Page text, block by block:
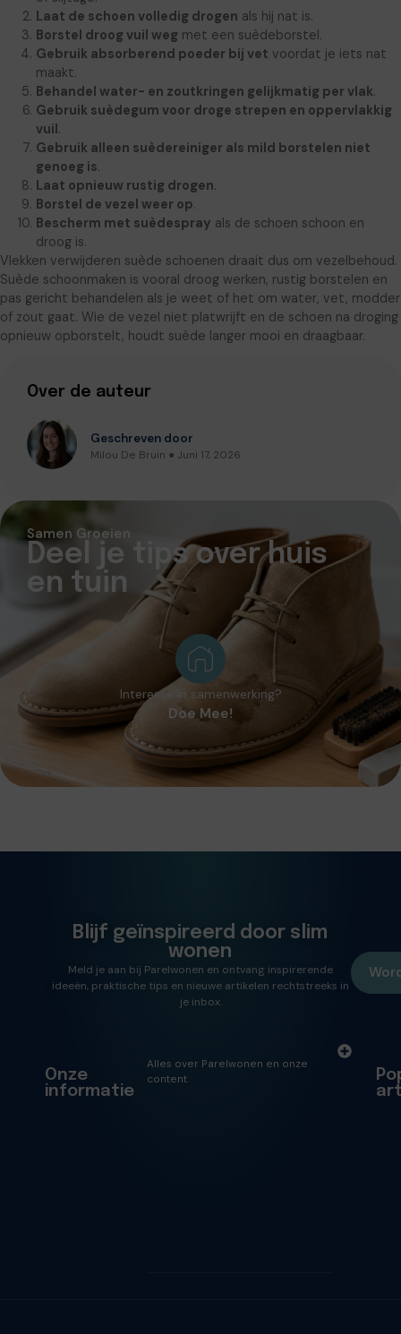
Laat de schoen volledig drogen als hij nat is.
Borstel droog vuil weg met een suèdeborstel.
Gebruik absorberend poeder bij vet voordat je iets nat
maakt.
Behandel water- en zoutkringen gelijkmatig per vlak.
Gebruik suèdegum voor droge strepen en oppervlakkig
vuil.
Gebruik alleen suèdereiniger als mild borstelen niet
genoeg is.
Laat opnieuw rustig drogen.
Borstel de vezel weer op.
Bescherm met suèdespray als de schoen schoon en
droog is.
Vlekken verwijderen suède schoenen draait dus om vezelbehoud.
Suède schoonmaken is vooral droog werken, rustig borstelen en
pas gericht behandelen als je weet of het om water, vet, modder
of zout gaat. Wie de vezel niet platwrijft en de schoen na droging
opnieuw opborstelt, houdt suède langer mooi en draagbaar.
Over de auteur
Geschreven door
Milou De Bruin ● Juni 17, 2026
Samen Groeien
Deel je tips over huis
en tuin
Interesse in samenwerking?
Doe Mee!
Blijf geïnspireerd door slim
wonen
Meld je aan bij Parelwonen en ontvang inspirerende
ideeën, praktische tips en nieuwe artikelen rechtstreeks in
je inbox.
Onze
informatie
Alles over Parelwonen en onze
content.